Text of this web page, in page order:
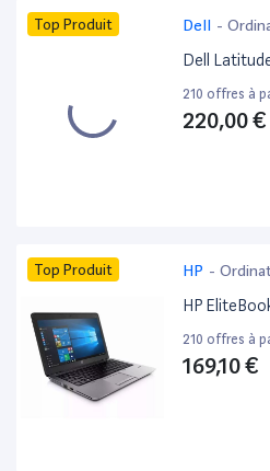
Top Produit Dell -
Dell
210 offres à
220,00 €
Top Produit HP -
HP
210 offres à
169,10 €